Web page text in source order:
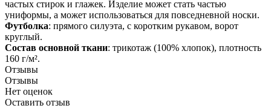
частых стирок и глажек. Изделие может стать частью
униформы, а может использоваться для повседневной носки.
Футболка: прямого силуэта, с коротким рукавом, ворот
круглый.
Состав основной ткани: трикотаж (100% хлопок), плотность
160 г/м².
Отзывы
Отзывы
Нет оценок
Оставить отзыв